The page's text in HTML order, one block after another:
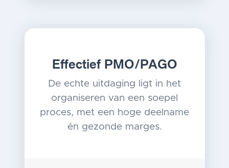
Effectief PMO/PAGO
De echte uitdaging ligt in het
organiseren van een soepel
proces, met een hoge deelname
én gezonde marges.